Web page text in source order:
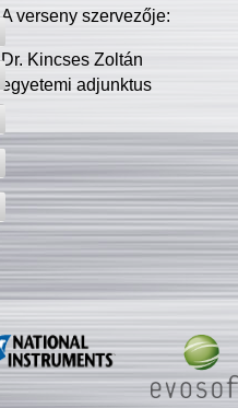
A verseny szervezője:
Dr. Kincses Zoltán
egyetemi adjunktus